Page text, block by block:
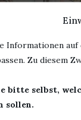
Informationen auf
Zu diesem
bitte selbst,
sollen.
(TEIL
sofort in mein